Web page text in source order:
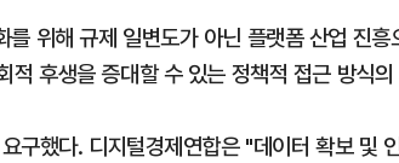
위해 규제 일변도가 아닌 플랫폼 산업 진
적 후생을 증대할 수 있는 정책적 접근 방식
구했다. 디지털경제연합은 "데이터 확보 및